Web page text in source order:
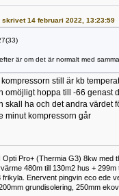
skrivet 14 februari 2022, 13:23:59
är om det är normalt med
still är kb
omöjligt hoppa till -66 genast
skall ha och det andra värdet
minut kompressorn går
Pro+ (Thermia G3) 8kw med
480m till 130m2 hus +
Enervent pingvin eco ede
grundisolering, 250mm